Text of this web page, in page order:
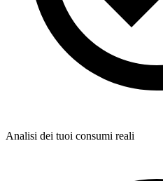
Analisi dei tuoi consumi reali